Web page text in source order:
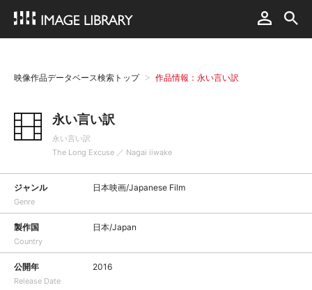
映像作品データベース検索トップ 作品情報：永い言い訳
永い言い訳
永い言い訳
The Long Excuse ／ Nagai iiwake
ジャンル
Genre
日本映画/Japanese Film
製作国
Country
日本/Japan
公開年
Release Date
2016